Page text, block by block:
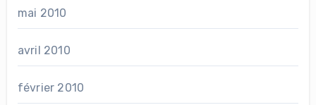
mai 2010
avril 2010
février 2010